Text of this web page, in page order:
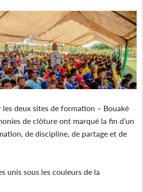
les deux sites de formation – Bouaké
de clôture ont marqué la fin d’un
de discipline, de partage et de
unis sous les couleurs de la